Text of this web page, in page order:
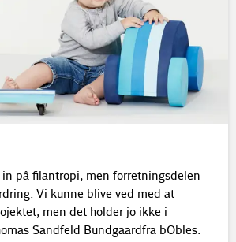
in på filantropi, men forretningsdelen
Vi kunne blive ved med at
men det holder jo ikke i
Sandfeld Bundgaard fra bObles.